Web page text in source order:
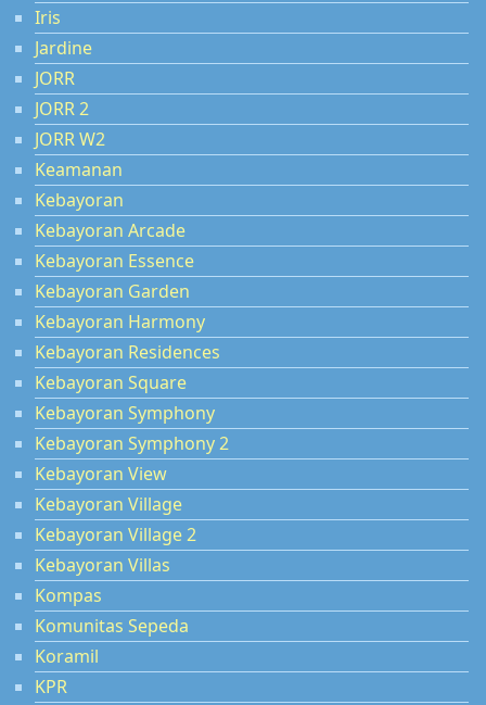
Iris
Jardine
JORR
JORR 2
JORR W2
Keamanan
Kebayoran
Kebayoran Arcade
Kebayoran Essence
Kebayoran Garden
Kebayoran Harmony
Kebayoran Residences
Kebayoran Square
Kebayoran Symphony
Kebayoran Symphony 2
Kebayoran View
Kebayoran Village
Kebayoran Village 2
Kebayoran Villas
Kompas
Komunitas Sepeda
Koramil
KPR